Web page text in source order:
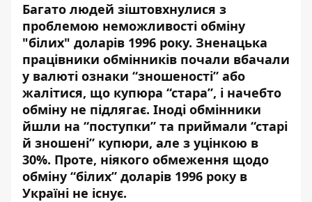
Багато людей зіштовхнулися з
проблемою неможливості обміну
"білих" доларів 1996 року. Зненацька
працівники обмінників почали вбачали
у валюті ознаки “зношеності” або
жалітися, що купюра “стара”, і начебто
обміну не підлягає. Іноді обмінники
йшли на “поступки” та приймали “старі
й зношені” купюри, але з уцінкою в
30%. Проте, ніякого обмеження щодо
обміну “білих” доларів 1996 року в
Україні не існує.